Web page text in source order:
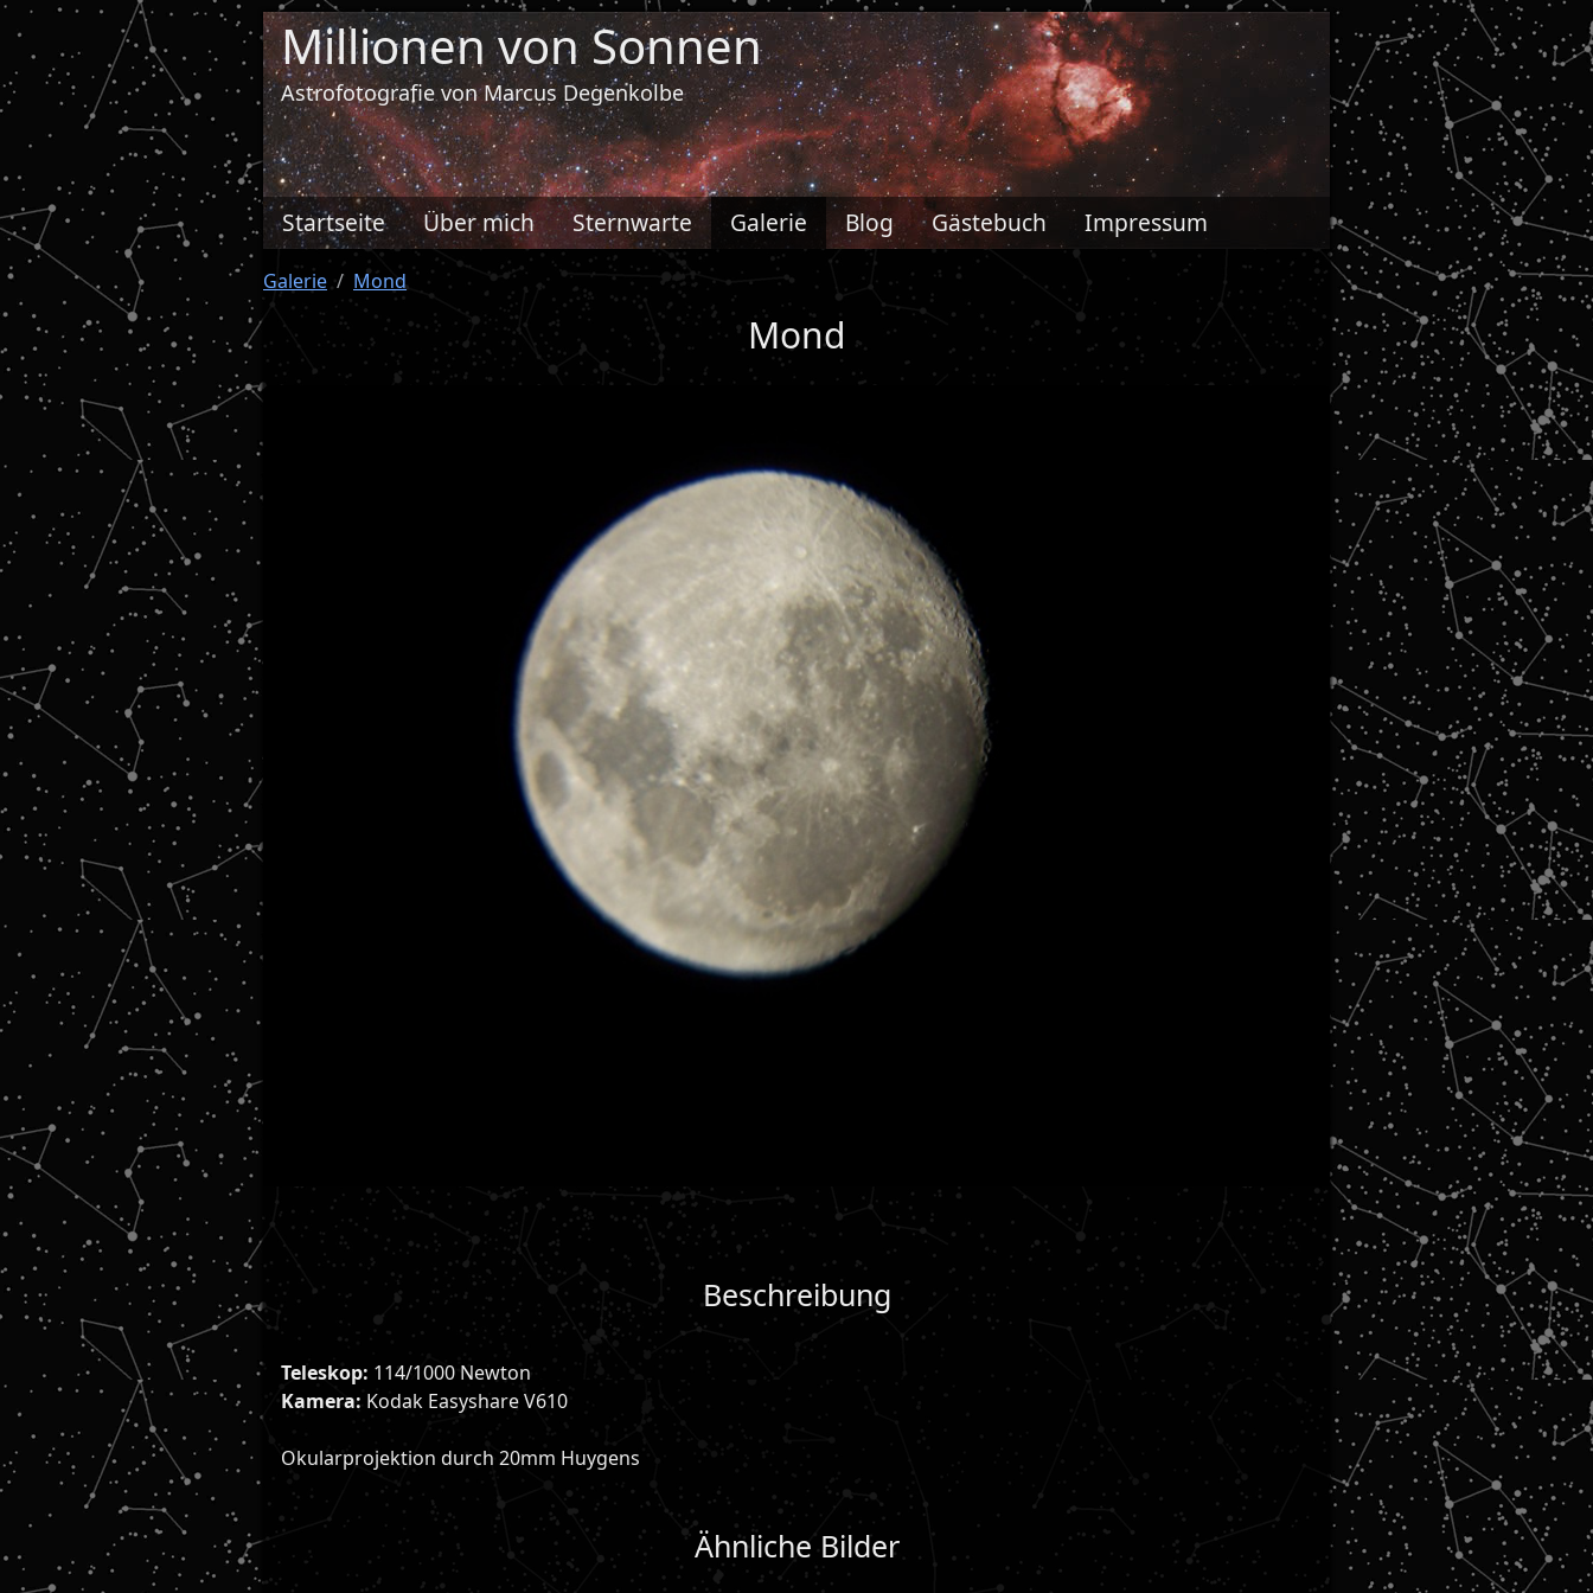
Millionen von Sonnen
Astrofotografie von Marcus Degenkolbe
Startseite Über mich Sternwarte Galerie Blog Gästebuch Impressum
Galerie Mond
Mond
Beschreibung
Teleskop: 114/1000 Newton
Kamera: Kodak Easyshare V610
Okularprojektion durch 20mm Huygens
Ähnliche Bilder